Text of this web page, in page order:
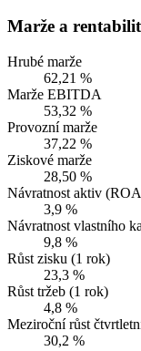
Marže a
Hrubé marže
62,21 %
Marže EBITDA
53,32 %
Provozní marže
37,22 %
Ziskové marže
28,50 %
Návratnost aktiv
3,9 %
Návratnost vlastního
9,8 %
Růst zisku (1 rok)
23,3 %
Růst tržeb (1 rok)
4,8 %
Meziroční růst
30,2 %